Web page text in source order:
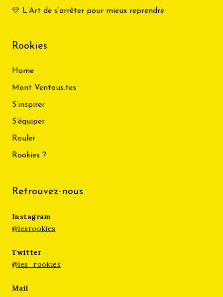
💛 L’Art de s’arrêter pour mieux reprendre
Rookies
Home
Mont Ventous.tes
S’inspirer
S’équiper
Rouler
Rookies ?
Retrouvez-nous
Instagram
@lesrookies
Twitter
@les_rookies
Mail